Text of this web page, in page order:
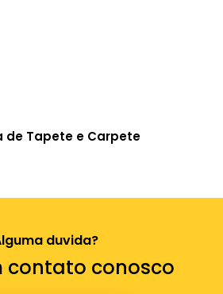
de Tapete e Carpete
duvida?
contato conosco